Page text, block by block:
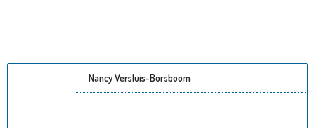
Nancy Versluis-Borsboom